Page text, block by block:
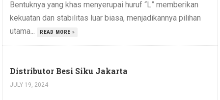
Bentuknya yang khas menyerupai huruf “L” memberikan
kekuatan dan stabilitas luar biasa, menjadikannya pilihan
utama...
READ MORE »
Distributor Besi Siku Jakarta
JULY 19, 2024